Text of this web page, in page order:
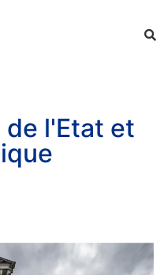
l'Etat et